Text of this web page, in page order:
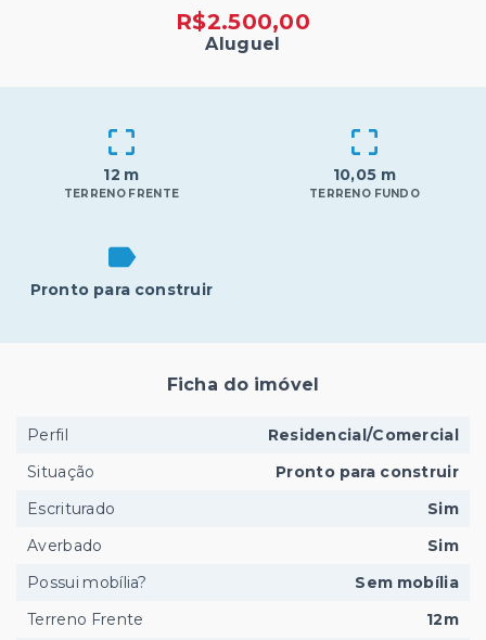
R$2.500,00
Aluguel
12 m
TERRENO FRENTE
10,05 m
TERRENO FUNDO
Pronto para construir
Ficha do imóvel
Perfil
Residencial/Comercial
Situação
Pronto para construir
Escriturado
Sim
Averbado
Sim
Possui mobília?
Sem mobília
Terreno Frente
12m